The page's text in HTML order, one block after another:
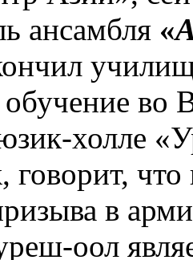
ансамбля «
обучение
холле
что
в
оол